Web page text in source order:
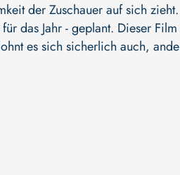
der Zuschauer auf sich
das Jahr - geplant. Dieser
es sich sicherlich auch,